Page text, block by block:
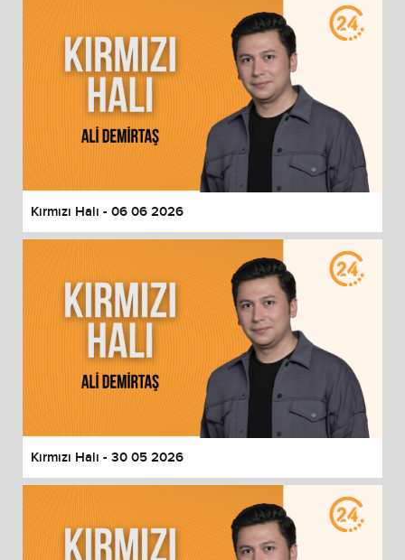
Kırmızı Halı - 06 06 2026
Kırmızı Halı - 30 05 2026